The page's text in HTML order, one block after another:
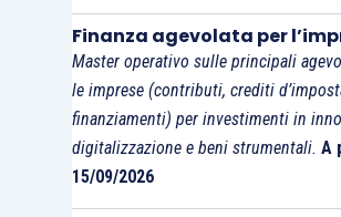
Finanza agevolata per
Master operativo sulle principali
le imprese (contributi, crediti
finanziamenti) per investimenti in
digitalizzazione e beni strumentali. A
15/09/2026